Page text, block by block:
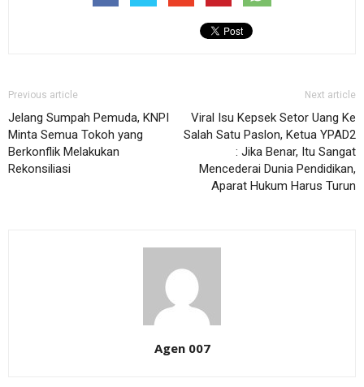
Previous article
Jelang Sumpah Pemuda, KNPI
Minta Semua Tokoh yang
Berkonflik Melakukan
Rekonsiliasi
Next article
Viral Isu Kepsek Setor Uang Ke
Salah Satu Paslon, Ketua YPAD2
: Jika Benar, Itu Sangat
Mencederai Dunia Pendidikan,
Aparat Hukum Harus Turun
Agen 007